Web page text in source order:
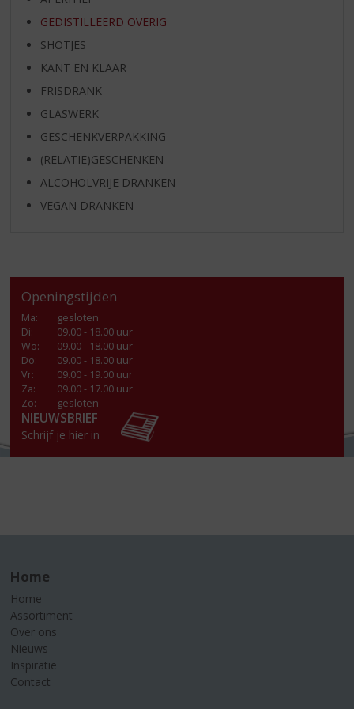
GEDISTILLEERD OVERIG
SHOTJES
KANT EN KLAAR
FRISDRANK
GLASWERK
GESCHENKVERPAKKING
(RELATIE)GESCHENKEN
ALCOHOLVRIJE DRANKEN
VEGAN DRANKEN
Openingstijden
Ma:
gesloten
Di:
09.00 - 18.00 uur
Wo:
09.00 - 18.00 uur
Do:
09.00 - 18.00 uur
Vr:
09.00 - 19.00 uur
Za:
09.00 - 17.00 uur
Zo:
gesloten
NIEUWSBRIEF
Schrijf je hier in
Home
Home
Assortiment
Over ons
Nieuws
Inspiratie
Contact